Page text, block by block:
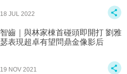
18 JUL 2022
智齒｜與林家棟首碰頭即開打 劉雅
瑟表現超卓有望問鼎金像影后
19 NOV 2021